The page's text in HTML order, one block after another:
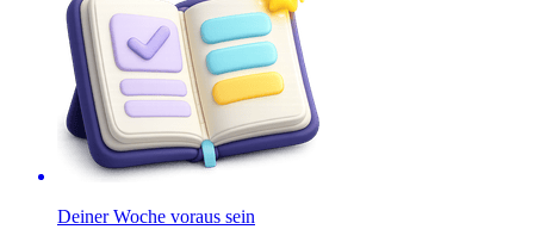
Deiner Woche voraus sein